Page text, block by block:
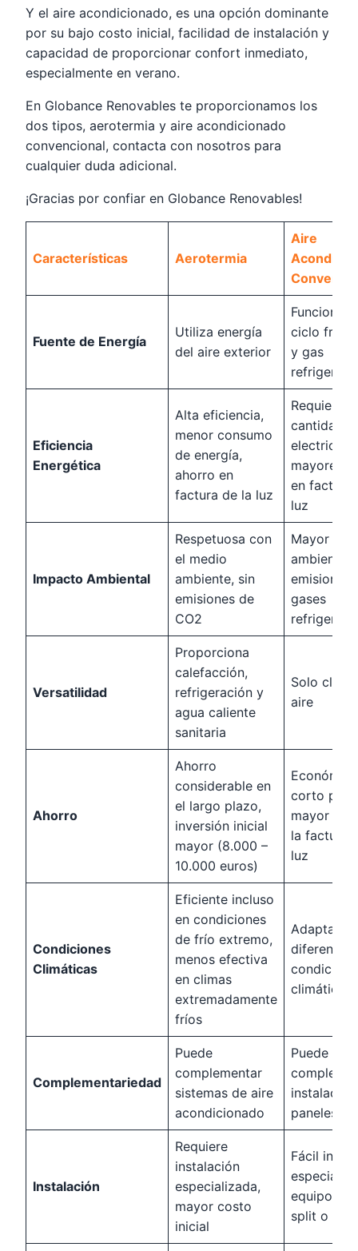
Y el aire acondicionado, es una opción dominante
por su bajo costo inicial, facilidad de instalación y
capacidad de proporcionar confort inmediato,
especialmente en verano.
En Globance Renovables te proporcionamos los
dos tipos, aerotermia y aire acondicionado
convencional, contacta con nosotros para
cualquier duda adicional.
¡Gracias por confiar en Globance Renovables!
Características Aerotermia
Aire
Fuente de Energía
Utiliza energía
del aire exterior
Funciona
ciclo
y gas
Eficiencia
Energética
Alta eficiencia,
menor consumo
de energía,
ahorro en
factura de la luz
Requiere
cantidad
mayores
en factura
luz
Impacto Ambiental
Respetuosa con
el medio
ambiente, sin
emisiones de
CO2
Mayor
ambiental,
emisiones
gases
Versatilidad
Proporciona
calefacción,
refrigeración y
agua caliente
sanitaria
Solo
aire
Ahorro
Ahorro
considerable en
el largo plazo,
inversión inicial
mayor (8.000 –
10.000 euros)
corto
mayor
la factura
luz
Condiciones
Climáticas
Eficiente incluso
en condiciones
de frío extremo,
menos efectiva
en climas
extremadamente
fríos
Adaptable
diferentes
climáticas
Complementariedad
Puede
complementar
sistemas de aire
acondicionado
Puede
paneles
Instalación
Requiere
instalación
especializada,
mayor costo
inicial
Fácil
equipos
split o